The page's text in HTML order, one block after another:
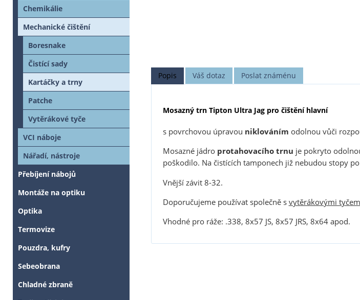
Popis Váš dotaz Poslat známénu
Mosazný trn Tipton Ultra Jag pro čištění hlavní
s povrchovou úpravou niklováním odolnou vůči
Mosazné jádro protahovacího trnu je pokryto
poškodilo. Na čistících tamponech již nebudou stopy
Vnější závit 8-32.
Doporučujeme používat společně svytěrákovými
Vhodné pro ráže: .338, 8x57 JS, 8x57 JRS, 8x64 apod.
Chemikálie
Mechanické čištění
Boresnake
Čistící sady
Kartáčky a trny
Patche
Vytěrákové tyče
VCI náboje
Nářadí, nástroje
Přebíjení nábojů
Montáže na optiku
Optika
Termovize
Pouzdra, kufry
Sebeobrana
Chladné zbraně